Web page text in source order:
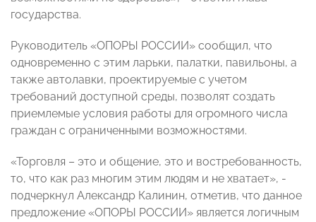
государства.
Руководитель «ОПОРЫ РОССИИ» сообщил, что
одновременно с этим ларьки, палатки, павильоны, а
также автолавки, проектируемые с учетом
требований доступной среды, позволят создать
приемлемые условия работы для огромного числа
граждан с ограниченными возможностями.
«Торговля – это и общение, это и востребованность,
то, что как раз многим этим людям и не хватает», -
подчеркнул Александр Калинин, отметив, что данное
предложение «ОПОРЫ РОССИИ» является логичным